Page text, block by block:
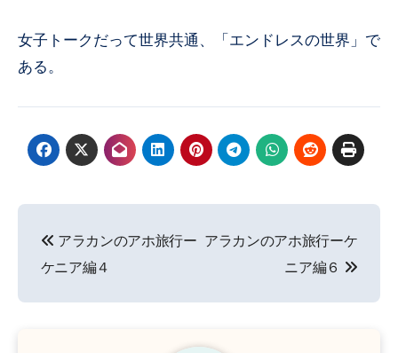
女子トークだって世界共通、「エンドレスの世界」で
ある。
稿
ナ
アラカンのアホ旅行ー
ケニア編４
アラカンのアホ旅行ーケ
ニア編６